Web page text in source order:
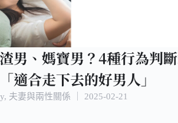
男、媽寶男？4種行為判
適合走下去的好男人」
, 夫妻與兩性關係 2025-02-21